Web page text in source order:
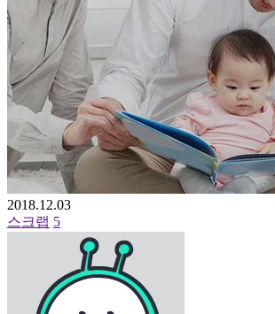
2018.12.03
스크랩 5